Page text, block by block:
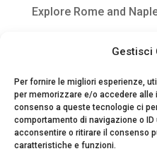
Gestisci
Per fornire le migliori esperienze,
per memorizzare e/o accedere alle
consenso a queste tecnologie ci
comportamento di navigazione o
acconsentire o ritirare il consenso
caratteristiche e funzioni.
Explore Rome and